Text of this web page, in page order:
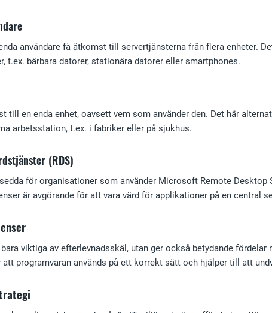
användare få åtkomst till servertjänsterna från flera enheter.
t.ex. bärbara datorer, stationära datorer eller smartphones.
till en enda enhet, oavsett vem som använder den. Det här
arbetsstation, t.ex. i fabriker eller på sjukhus.
(RDS)
för organisationer som använder Microsoft Remote
är avgörande för att vara värd för applikationer på en central
viktiga av efterlevnadsskäl, utan ger också betydande
att programvaran används på ett korrekt sätt och hjälper till att